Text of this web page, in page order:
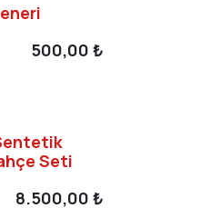
500,00 ₺
Seti
8.500,00 ₺